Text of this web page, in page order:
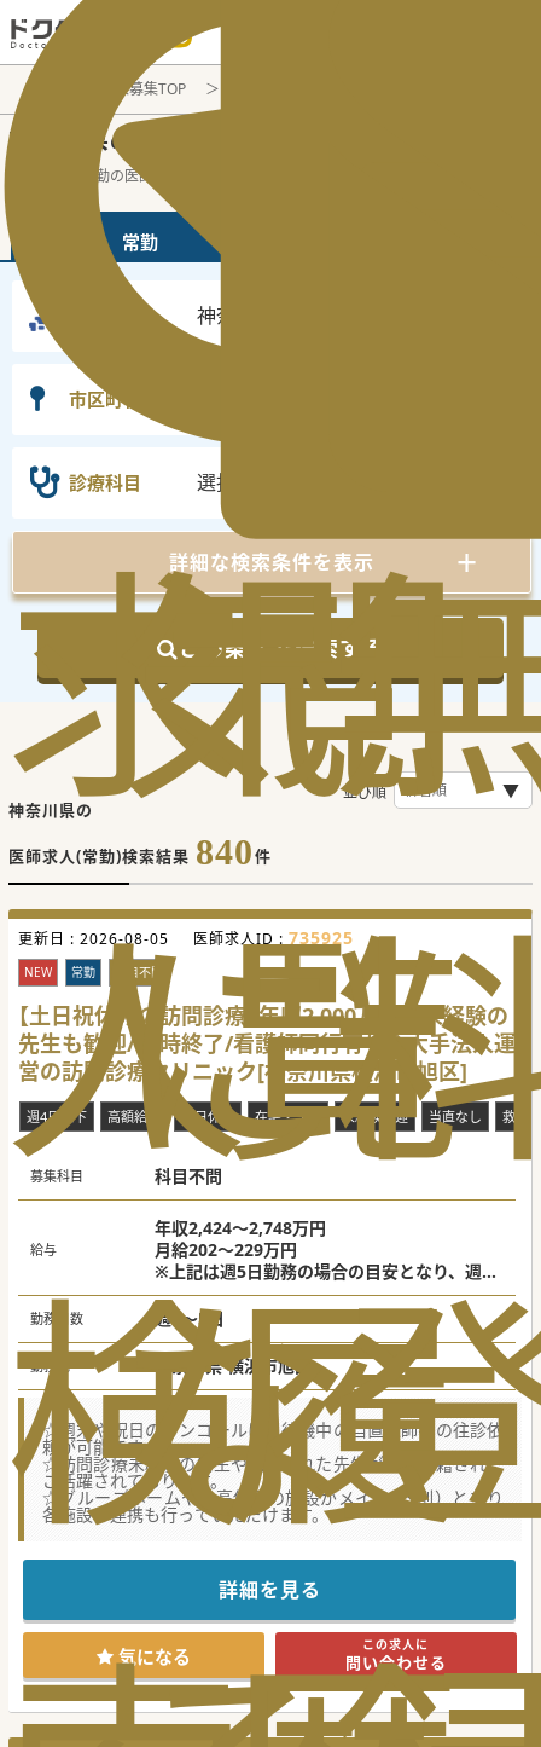
求
人
検
気
に
な
閲
覧
履
医師転職・求人募集TOP
神奈川県の
神奈川県の常勤の医師求人の検索結果です
常勤
神奈川県
市区町村
診療科目 選択なし
詳細な検索条件を表示
この条件で検索する
神奈川県の
医師求人(常勤)検索結果 840件
並び順
更新日 : 2026-08-05 医師求人ID : 735925
NEW 常勤 科目不問
【土日祝休みの訪問診療×年収2,000万超】未経験の
先生も歓迎/17時終了/看護師同行有り◆大手法人運
営の訪問診療クリニック[神奈川県横浜市旭区]
週4日以下 高額給与 土日休み 在宅・訪問 未経験歓迎 当直なし 救急
募集科目 科目不問
給与
年収2,424～2,748万円
月給202～229万円
※上記は週5日勤務の場合の目安となり、週4
日勤務の場合は按分となります。
※医師免許取得経過年数に応じて基本給が決
定いたします。
※オンコール手当別途支給がございます
勤務日数 週4～5日
勤務地 神奈川県 横浜市旭区
☆週末や祝日のオンコールは、待機中の当直医師への往診依
頼が可能です。
☆訪問診療未経験の先生や転科された先生が多く在籍され、
ご活躍されております。
☆グループホームやサ高住等の施設がメイン（9割）となり
各施設の連携も行っていただけます。
■精神科や皮膚科の非常勤医師が在籍しているため、専門外
の症例についても気軽に他科コンサルテーションが行える環
■訪問診療が未経験の先生や転科をされた先生も多く在籍し
ており、新しい分野へ挑戦しやすい温かな風土が根付いてい
■最寄の希望ヶ丘駅から徒歩7分という抜群の立地に加え、
車通勤も可能であり神奈川県内からの移動も非常にスムーズ
です。
詳細を見る
気になる この求人に
問い合わせる